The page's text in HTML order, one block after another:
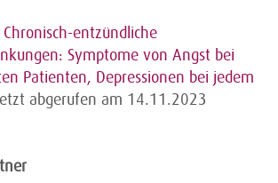
entzündliche
Symptome von Angst bei
Patienten, Depressionen bei jedem
abgerufen am 14.11.2023